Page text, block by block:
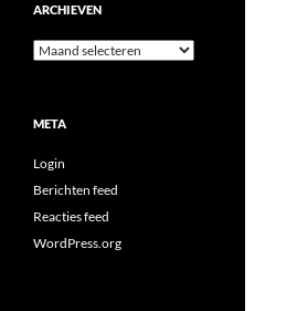
ARCHIEVEN
Archieven
META
Login
Berichten feed
Reacties feed
WordPress.org